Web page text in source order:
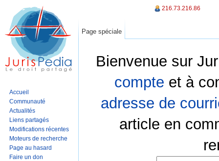
Bienvenue sur
compte et à
adresse de
article en
216.73.216.86
Page spéciale
Accueil
Communauté
Actualités
Liens partagés
Modifications récentes
Moteurs de recherche
Page au hasard
Faire un don